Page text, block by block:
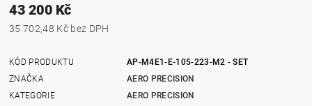
43 200 Kč
35 702,48 Kč bez DPH
KÓD PRODUKTU
AP-M4E1-E-105-223-M2 - SET
ZNAČKA
AERO PRECISION
KATEGORIE
AERO PRECISION